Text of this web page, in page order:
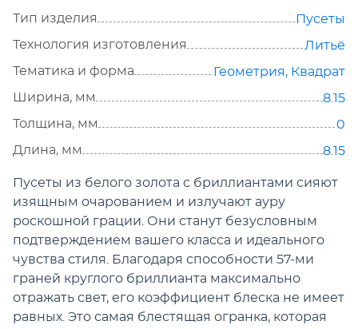
Тип изделия
Пусеты
Технология изготовления
Литьё
Тематика и форма
Геометрия, Квадрат
Ширина, мм
8.15
Толщина, мм
0
Длина, мм
8.15
Пусеты из белого золота с бриллиантами сияют
изящным очарованием и излучают ауру
роскошной грации. Они станут безусловным
подтверждением вашего класса и идеального
чувства стиля. Благодаря способности 57-ми
граней круглого бриллианта максимально
отражать свет, его коэффициент блеска не имеет
равных. Это самая блестящая огранка, которая